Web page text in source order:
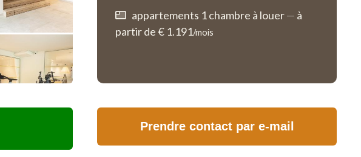
appartements 1 chambre à louer— à
partir de € 1.191/mois
Prendre contact par e-mail